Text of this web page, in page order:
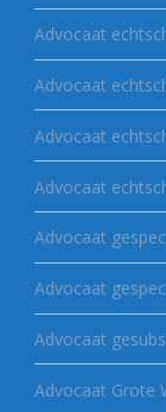
Advocaat
Advocaat
Advocaat
Advocaat
Advocaat
Advocaat
Advocaat
Advocaat Grote